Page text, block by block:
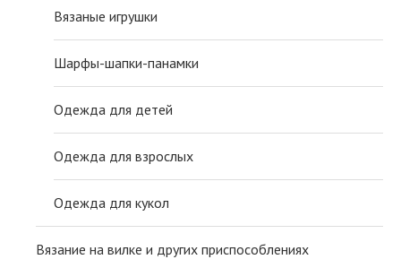
Вязаные игрушки
Шарфы-шапки-панамки
Одежда для детей
Одежда для взрослых
Одежда для кукол
Вязание на вилке и других приспособлениях